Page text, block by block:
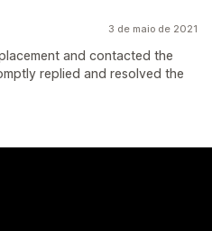
3 de maio de 2021
and contacted the
replied and resolved the